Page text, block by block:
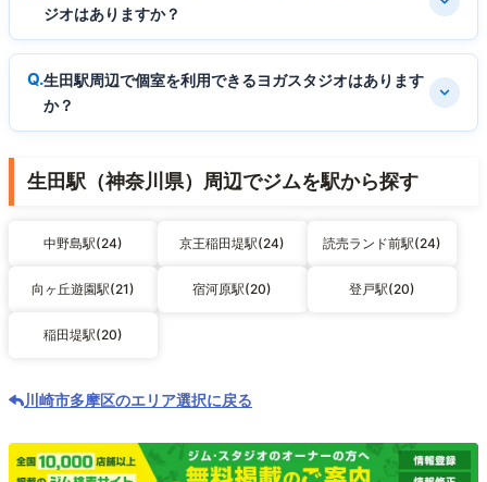
ジオはありますか？
生田駅周辺で個室を利用できるヨガスタジオはあります
か？
生田駅（神奈川県）周辺でジムを駅から探す
中野島駅(24) 京王稲田堤駅(24) 読売ランド前駅(24)
向ヶ丘遊園駅(21) 宿河原駅(20) 登戸駅(20)
稲田堤駅(20)
川崎市多摩区のエリア選択に戻る